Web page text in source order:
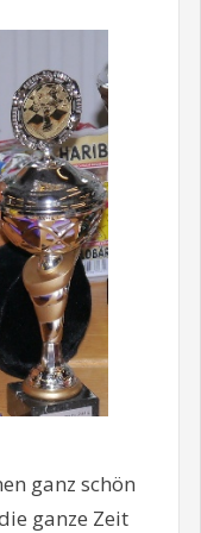
ganz schön
ganze Zeit